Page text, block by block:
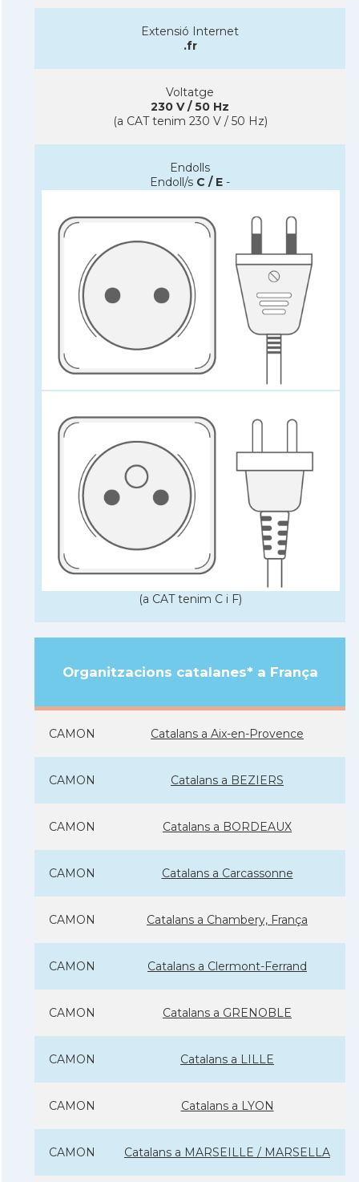
Extensió Internet
.fr
Voltatge
230 V / 50 Hz
(a CAT tenim 230 V / 50 Hz)
Endolls
Endoll/s C / E -
(a CAT tenim C i F)
Organitzacions catalanes* a França
CAMON Catalans a Aix-en-Provence
CAMON Catalans a BEZIERS
CAMON Catalans a BORDEAUX
CAMON Catalans a Carcassonne
CAMON Catalans a Chambery, França
CAMON Catalans a Clermont-Ferrand
CAMON Catalans a GRENOBLE
CAMON Catalans a LILLE
CAMON Catalans a LYON
CAMON Catalans a MARSEILLE / MARSELLA